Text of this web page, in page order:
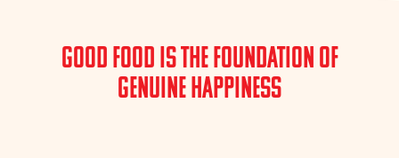
Good Food is the Foundation of
Genuine Happiness